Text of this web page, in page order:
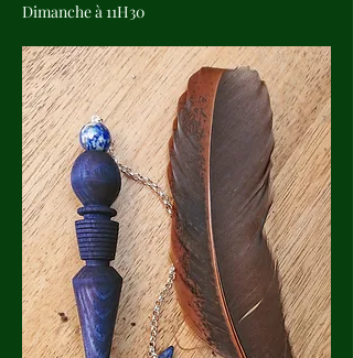
Dimanche à 11H30